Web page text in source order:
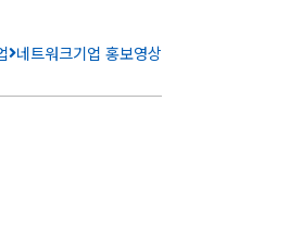
네트워크기업 홍보영상